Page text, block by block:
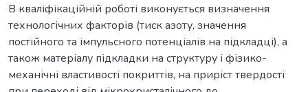
В кваліфікаційній роботі виконується визначення
технологічних факторів (тиск азоту, значення
постійного та імпульсного потенціалів на підкладці), а
також матеріалу підкладки на структуру і фізико-
механічні властивості покриттів, на приріст твердості